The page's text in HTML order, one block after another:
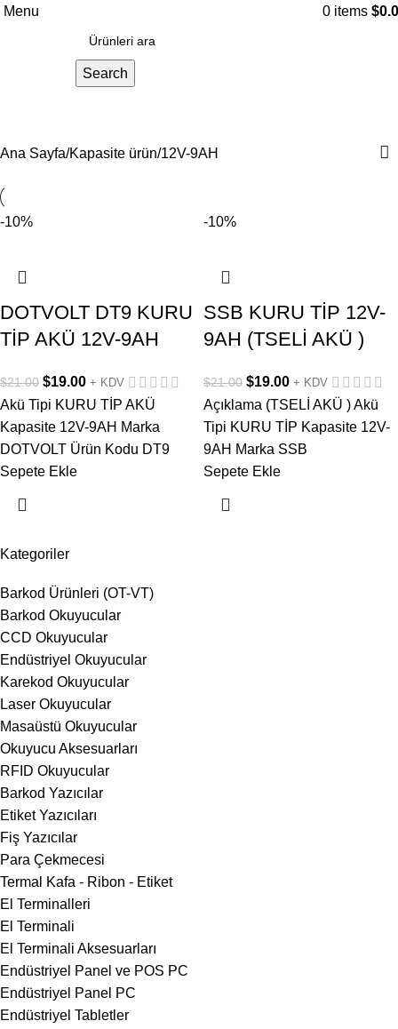
Menu 0 items $
Search
Kategoriler
Barkod Ürünleri (OT-VT)
Barkod Okuyucular
CCD Okuyucular
Endüstriyel Okuyucular
Karekod Okuyucular
Laser Okuyucular
Masaüstü Okuyucular
Okuyucu Aksesuarları
RFID Okuyucular
Barkod Yazıcılar
Etiket Yazıcıları
Fiş Yazıcılar
Para Çekmecesi
Termal Kafa - Ribon - Etiket
El Terminalleri
El Terminali
El Terminali Aksesuarları
Endüstriyel Panel ve POS PC
Endüstriyel Panel PC
Endüstriyel Tabletler
Ana Sayfa Kapasite ürün 12V-9AH
-10%
DOTVOLT DT9 KURU
TİP AKÜ 12V-9AH
$21.00 $19.00 + KDV
Akü Tipi KURU TİP AKÜ
Kapasite 12V-9AH Marka
DOTVOLT Ürün Kodu DT9
Sepete Ekle
-10%
SSB KURU TİP 12V-
9AH (TSELİ AKÜ )
$21.00 $19.00 + KDV
Açıklama (TSELİ AKÜ ) Akü
Tipi KURU TİP Kapasite 12V-
9AH Marka SSB
Sepete Ekle